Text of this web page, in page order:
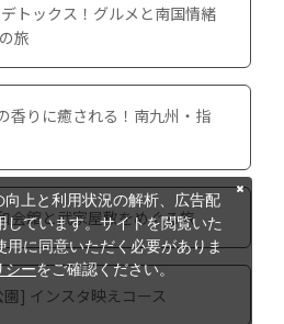
デトックス！グルメと南国情緒
旅
香りに癒される！南九州・指
会館と武家屋敷をめぐる旅
] インスタ映えコース
上と利用状況の解析、広告配
ています。サイトを閲覧いた
用に同意いただく必要がありま
シーをご確認ください。